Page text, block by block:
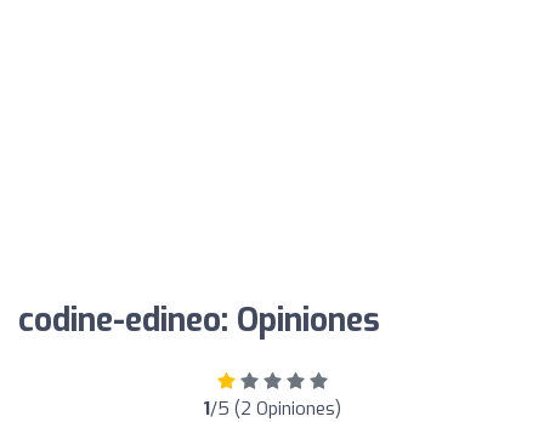
codine-edineo: Opiniones
1/5 (2 Opiniones)